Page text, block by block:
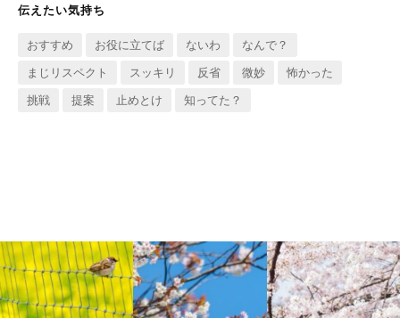
伝えたい気持ち
おすすめ お役に立てば ないわ なんで？
まじリスペクト スッキリ 反省 微妙 怖かった
挑戦 提案 止めとけ 知ってた？